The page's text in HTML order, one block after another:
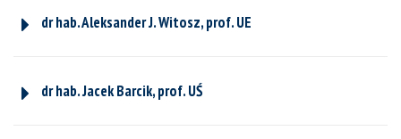
dr hab. Aleksander J. Witosz, prof. UE
dr hab. Jacek Barcik, prof. UŚ